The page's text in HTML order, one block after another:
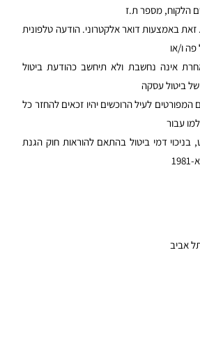
הלקוח, מספר ת.ז
באמצעות דואר אלקטרוני. הודעה טלפונית
ו/או
אינה נחשבת ולא תיחשב כהודעת ביטול
ביטול עסקה
לעיל הרוכשים יהיו זכאים להחזר כל
עבור
בניכוי דמי ביטול בהתאם להוראות חוק הגנת